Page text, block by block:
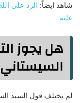
شاهد ايضاً: الرد على
عليه
هل يجوز
السيستاني
لم يختلف قول السيد